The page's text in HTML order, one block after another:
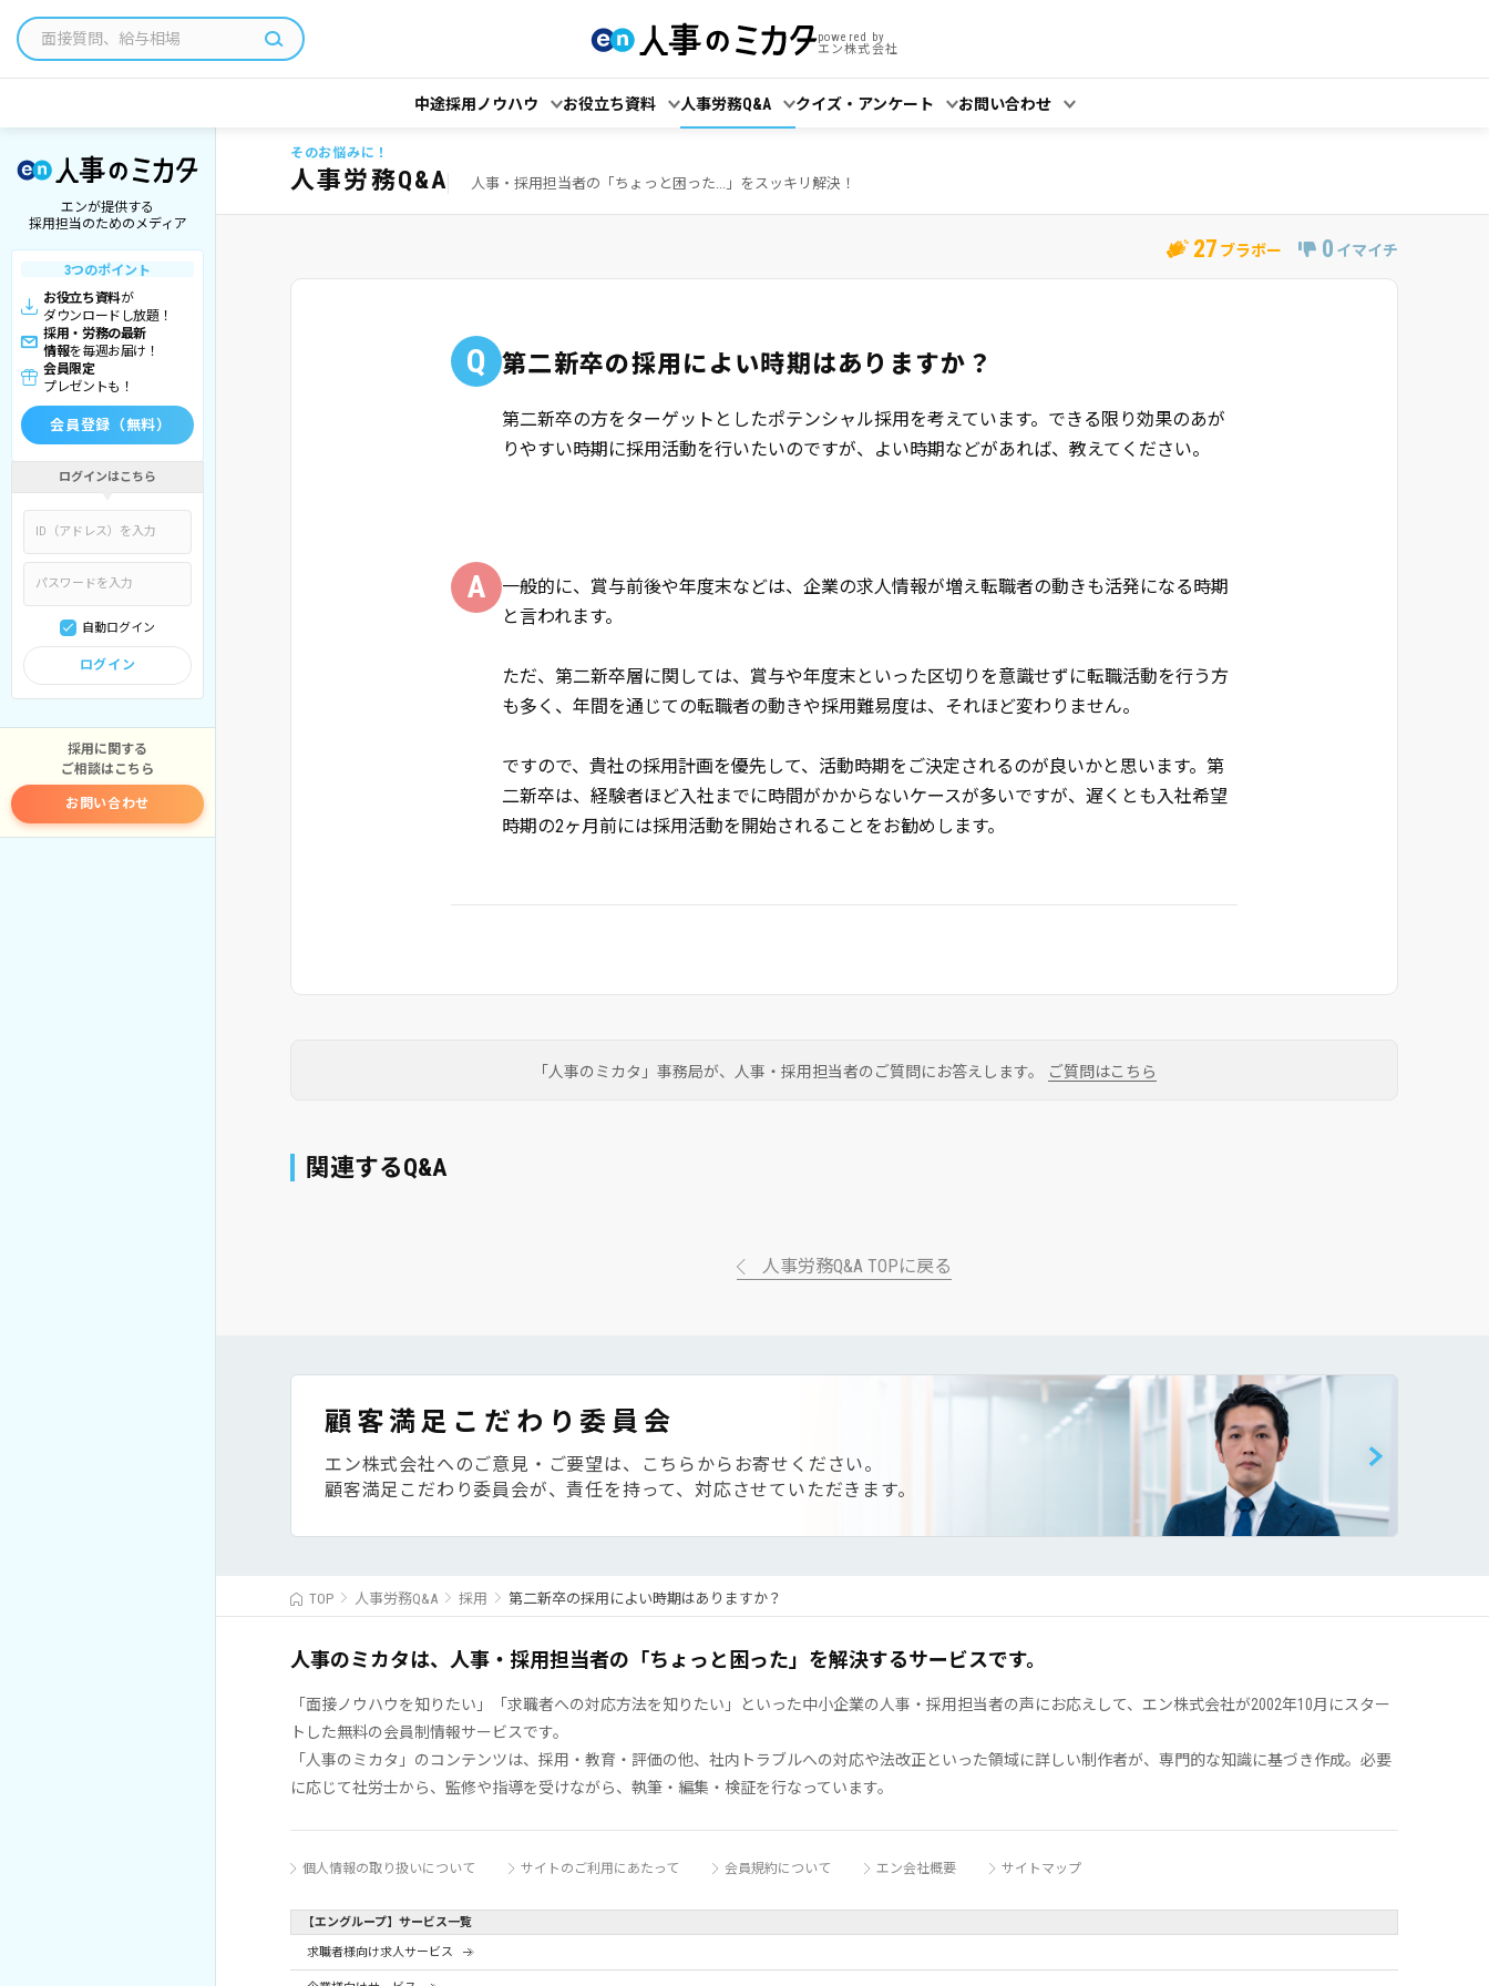
powered by
エン株式会社
中途採用ノウハウ お役立ち資料 人事労務Q&A クイズ・アンケート お問い合わせ
エンが提供する
採用担当のためのメディア
3つのポイント
お役立ち資料が
ダウンロードし放題！
採用・労務の最新
情報を毎週お届け！
会員限定
プレゼントも！
会員登録（無料）
ログインはこちら
自動ログイン
ログイン
採用に関する
ご相談はこちら
お問い合わせ
そのお悩みに！
人事労務Q&A 人事・採用担当者の「ちょっと困った...」をスッキリ解決！
27 ブラボー 0 イマイチ
Q 第二新卒の採用によい時期はありますか？
第二新卒の方をターゲットとしたポテンシャル採用を考えています。できる限り効果のあが
りやすい時期に採用活動を行いたいのですが、よい時期などがあれば、教えてください。
A
一般的に、賞与前後や年度末などは、企業の求人情報が増え転職者の動きも活発になる時期
と言われます。
ただ、第二新卒層に関しては、賞与や年度末といった区切りを意識せずに転職活動を行う方
も多く、年間を通じての転職者の動きや採用難易度は、それほど変わりません。
ですので、貴社の採用計画を優先して、活動時期をご決定されるのが良いかと思います。第
二新卒は、経験者ほど入社までに時間がかからないケースが多いですが、遅くとも入社希望
時期の2ヶ月前には採用活動を開始されることをお勧めします。
「人事のミカタ」事務局が、 人事・採用担当者のご質問にお答えします。 ご質問はこちら
関連するQ&A
人事労務Q&A TOPに戻る
顧客満足こだわり委員会
エン株式会社へのご意見・ご要望は、こちらからお寄せください。
顧客満足こだわり委員会が、責任を持って、対応させていただきます。
TOP 人事労務Q&A 採用 第二新卒の採用によい時期はありますか？
人事のミカタは、人事・採用担当者の「ちょっと困った」を解決するサービスです。
「面接ノウハウを知りたい」「求職者への対応方法を知りたい」といった中小企業の人事・採用担当者の声にお応えして、エン株式会社が2002年10月にスター
トした無料の会員制情報サービスです。
「人事のミカタ」のコンテンツは、採用・教育・評価の他、社内トラブルへの対応や法改正といった領域に詳しい制作者が、専門的な知識に基づき作成。必要
に応じて社労士から、監修や指導を受けながら、執筆・編集・検証を行なっています。
個人情報の取り扱いについて サイトのご利用にあたって 会員規約について エン会社概要 サイトマップ
【エングループ】サービス一覧
求職者様向け求人サービス